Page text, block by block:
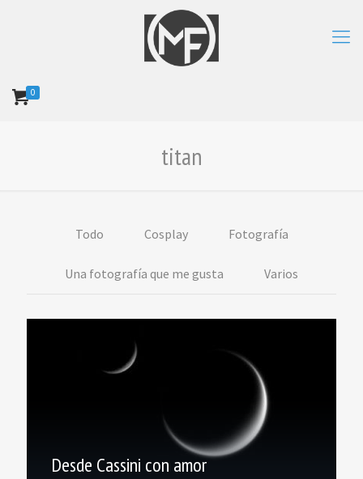
0
titan
Todo Cosplay Fotografía
Una fotografía que me gusta Varios
Desde Cassini con amor